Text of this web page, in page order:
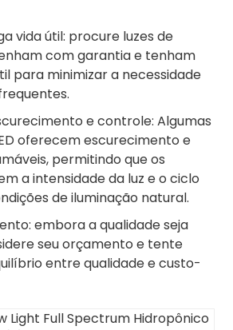
vida útil: procure luzes de
com garantia e tenham
para minimizar a necessidade
e controle: Algumas
oferecem escurecimento e
permitindo que os
a intensidade da luz e o ciclo
de iluminação natural.
embora a qualidade seja
seu orçamento e tente
entre qualidade e custo-